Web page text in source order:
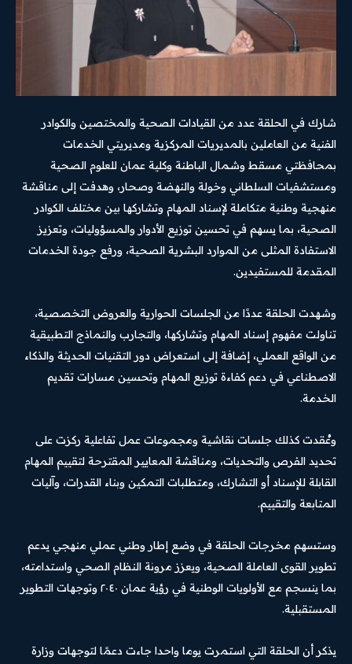
شارك في الحلقة عدد من القيادات الصحية والمختصين والكوادر
الفنية من العاملين بالمديريات المركزية ومديريتي الخدمات
بمحافظتي مسقط وشمال الباطنة وكلية عمان للعلوم الصحية
ومستشفيات السلطاني وخولة والنهضة وصحار، وهدفت إلى مناقشة
منهجية وطنية متكاملة لإسناد المهام وتشاركها بين مختلف الكوادر
الصحية، بما يسهم في تحسين توزيع الأدوار والمسؤوليات، وتعزيز
الاستفادة المثلى من الموارد البشرية الصحية، ورفع جودة الخدمات
المقدمة للمستفيدين.
وشهدت الحلقة عددًا من الجلسات الحوارية والعروض التخصصية،
تناولت مفهوم إسناد المهام وتشاركها، والتجارب والنماذج التطبيقية
من الواقع العملي، إضافة إلى استعراض دور التقنيات الحديثة والذكاء
الاصطناعي في دعم كفاءة توزيع المهام وتحسين مسارات تقديم
الخدمة.
وعُقدت كذلك جلسات نقاشية ومجموعات عمل تفاعلية ركزت على
تحديد الفرص والتحديات، ومناقشة المعايير المقترحة لتقييم المهام
القابلة للإسناد أو التشارك، ومتطلبات التمكين وبناء القدرات، وآليات
المتابعة والتقييم.
وستسهم مخرجات الحلقة في وضع إطار وطني عملي منهجي يدعم
تطوير القوى العاملة الصحية، ويعزز مرونة النظام الصحي واستدامته،
بما ينسجم مع الأولويات الوطنية في رؤية عمان ٢٠٤٠ وتوجهات التطوير
المستقبلية.
يذكر أن الحلقة التي استمرت يوما واحدا جاءت دعمًا لتوجهات وزارة